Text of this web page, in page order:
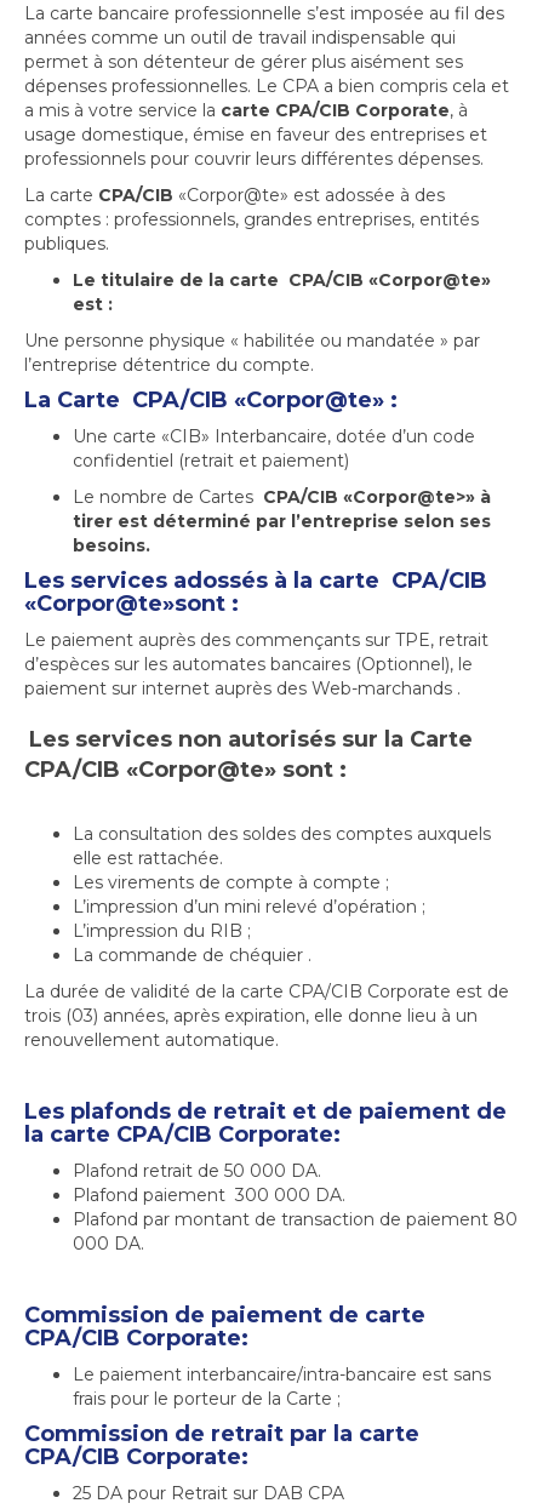
La carte bancaire professionnelle s’est imposée au fil des
années comme un outil de travail indispensable qui
permet à son détenteur de gérer plus aisément ses
dépenses professionnelles. Le CPA a bien compris cela et
a mis à votre service la carte CPA/CIB Corporate, à
usage domestique, émise en faveur des entreprises et
professionnels pour couvrir leurs différentes dépenses.
La carte CPA/CIB «Corpor@te» est adossée à des
comptes : professionnels, grandes entreprises, entités
publiques.
Le titulaire de la carte CPA/CIB «Corpor@te»
est :
Une personne physique « habilitée ou mandatée » par
l’entreprise détentrice du compte.
La Carte CPA/CIB «Corpor@te» :
Une carte «CIB» Interbancaire, dotée d’un code
confidentiel (retrait et paiement)
Le nombre de Cartes CPA/CIB «Corpor@te>» à
tirer est déterminé par l’entreprise selon ses
besoins.
Les services adossés à la carte CPA/CIB
«Corpor@te»sont :
Le paiement auprès des commençants sur TPE, retrait
d’espèces sur les automates bancaires (Optionnel), le
paiement sur internet auprès des Web-marchands .
Les services non autorisés sur la Carte
CPA/CIB «Corpor@te» sont :
La consultation des soldes des comptes auxquels
elle est rattachée.
Les virements de compte à compte ;
L’impression d’un mini relevé d’opération ;
L’impression du RIB ;
La commande de chéquier .
La durée de validité de la carte CPA/CIB Corporate est de
trois (03) années, après expiration, elle donne lieu à un
renouvellement automatique.
Les plafonds de retrait et de paiement de
la carte CPA/CIB Corporate:
Plafond retrait de 50 000 DA.
Plafond paiement 300 000 DA.
Plafond par montant de transaction de paiement 80
000 DA.
Commission de paiement de carte
CPA/CIB Corporate:
Le paiement interbancaire/intra-bancaire est sans
frais pour le porteur de la Carte ;
Commission de retrait par la carte
CPA/CIB Corporate:
25 DA pour Retrait sur DAB CPA